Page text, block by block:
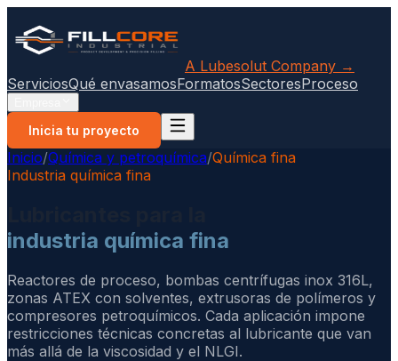
A Lubesolut Company →
ServiciosQué envasamosFormatosSectoresProceso
Inicia tu proyecto
Inicio/Química y petroquímica/Química fina
Industria química fina
industria química fina
Reactores de proceso, bombas centrífugas inox 316L,
zonas ATEX con solventes, extrusoras de polímeros y
compresores petroquímicos. Cada aplicación impone
restricciones técnicas concretas al lubricante que van
más allá de la viscosidad y el NLGI.